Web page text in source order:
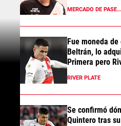
MERCADO DE PASES 2026
Fue moneda
Beltrán, lo
Primera pero
pase
RIVER PLATE
Se confirmó
Quintero tras